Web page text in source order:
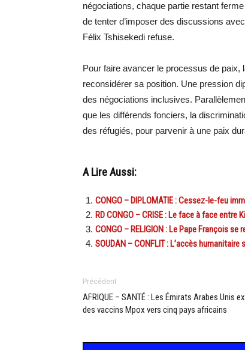
négociations, chaque partie restant
de tenter d’imposer des discussions
Félix Tshisekedi refuse.
Pour faire avancer le processus de paix,
reconsidérer sa position. Une pression
des négociations inclusives.
que les différends fonciers, la
des réfugiés, pour parvenir à une paix
A Lire Aussi:
CONGO – DIPLOMATIE : Cessez-le-feu
RD CONGO – CRISE : Le face à face entre
CONGO – RELIGION : Le Pape François
SOUDAN – CONFLIT : L’accès
Précédent
AFRIQUE – SANTÉ : Les Émirats Arabes Unis
des vaccins Mpox vers cinq pays africains